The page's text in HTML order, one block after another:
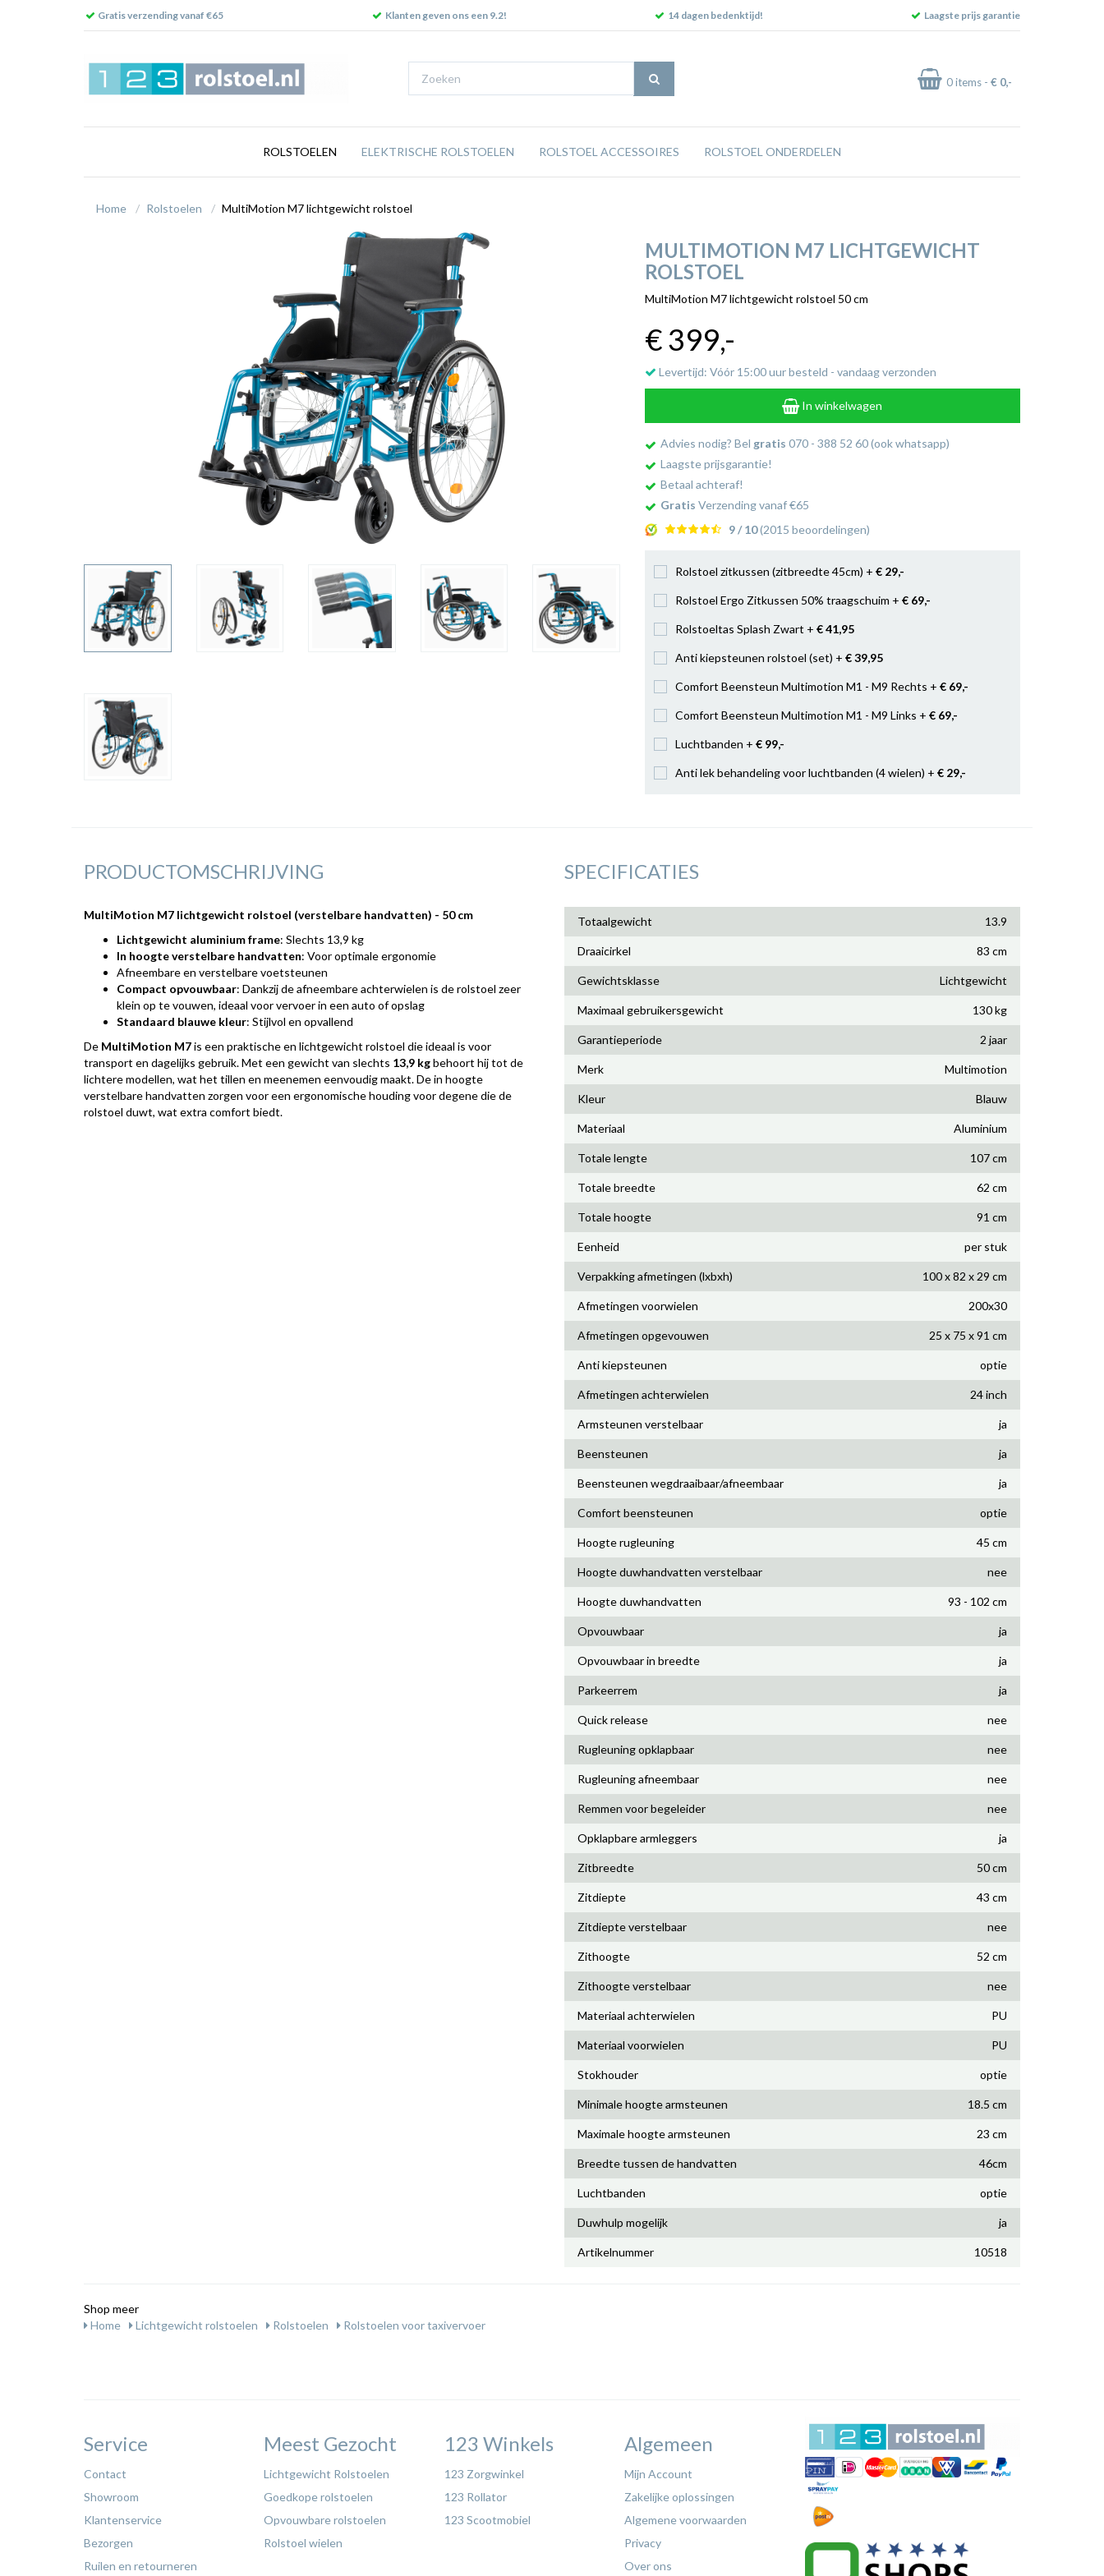
Gratis verzending vanaf €65 Klanten geven ons een 9.2! 14 dagen bedenktijd! Laagste prijs garantie
0items - € 0,-
ROLSTOELEN ELEKTRISCHE ROLSTOELEN ROLSTOEL ACCESSOIRES ROLSTOEL ONDERDELEN
Home Rolstoelen MultiMotion M7 lichtgewicht rolstoel
MULTIMOTION M7 LICHTGEWICHT
ROLSTOEL
MultiMotion M7 lichtgewicht rolstoel 50 cm
€ 399,-
Levertijd: Vóór 15:00 uur besteld - vandaag verzonden
In winkelwagen
Advies nodig? Bel gratis 070 - 388 52 60 (ook whatsapp)
Laagste prijsgarantie!
Betaal achteraf!
Gratis Verzending vanaf €65
9 / 10(2015 beoordelingen)
Rolstoel zitkussen (zitbreedte 45cm) + € 29,-
Rolstoel Ergo Zitkussen 50% traagschuim + € 69,-
Rolstoeltas Splash Zwart + € 41,95
Anti kiepsteunen rolstoel (set) + € 39,95
Comfort Beensteun Multimotion M1 - M9 Rechts + € 69,-
Comfort Beensteun Multimotion M1 - M9 Links + € 69,-
Luchtbanden + € 99,-
Anti lek behandeling voor luchtbanden (4 wielen) + € 29,-
PRODUCTOMSCHRIJVING
MultiMotion M7 lichtgewicht rolstoel (verstelbare handvatten) - 50 cm
Lichtgewicht aluminium frame: Slechts 13,9 kg
In hoogte verstelbare handvatten: Voor optimale ergonomie
Afneembare en verstelbare voetsteunen
Compact opvouwbaar: Dankzij de afneembare achterwielen is de rolstoel zeer
klein op te vouwen, ideaal voor vervoer in een auto of opslag
Standaard blauwe kleur: Stijlvol en opvallend
De MultiMotion M7is een praktische en lichtgewicht rolstoel die ideaal is voor
transport en dagelijks gebruik. Met een gewicht van slechts 13,9 kgbehoort hij tot de
lichtere modellen, wat het tillen en meenemen eenvoudig maakt. De in hoogte
verstelbare handvatten zorgen voor een ergonomische houding voor degene die de
rolstoel duwt, wat extra comfort biedt.
SPECIFICATIES
Totaalgewicht 13.9
Draaicirkel 83 cm
Gewichtsklasse Lichtgewicht
Maximaal gebruikersgewicht 130 kg
Garantieperiode 2 jaar
Merk Multimotion
Kleur Blauw
Materiaal Aluminium
Totale lengte 107 cm
Totale breedte 62 cm
Totale hoogte 91 cm
Eenheid per stuk
Verpakking afmetingen (lxbxh) 100 x 82 x 29 cm
Afmetingen voorwielen 200x30
Afmetingen opgevouwen 25 x 75 x 91 cm
Anti kiepsteunen optie
Afmetingen achterwielen 24 inch
Armsteunen verstelbaar ja
Beensteunen ja
Beensteunen wegdraaibaar/afneembaar ja
Comfort beensteunen optie
Hoogte rugleuning 45 cm
Hoogte duwhandvatten verstelbaar nee
Hoogte duwhandvatten 93 - 102 cm
Opvouwbaar ja
Opvouwbaar in breedte ja
Parkeerrem ja
Quick release nee
Rugleuning opklapbaar nee
Rugleuning afneembaar nee
Remmen voor begeleider nee
Opklapbare armleggers ja
Zitbreedte 50 cm
Zitdiepte 43 cm
Zitdiepte verstelbaar nee
Zithoogte 52 cm
Zithoogte verstelbaar nee
Materiaal achterwielen PU
Materiaal voorwielen PU
Stokhouder optie
Minimale hoogte armsteunen 18.5 cm
Maximale hoogte armsteunen 23 cm
Breedte tussen de handvatten 46cm
Luchtbanden optie
Duwhulp mogelijk ja
Artikelnummer 10518
Shop meer
Home
Lichtgewicht rolstoelen Rolstoelen Rolstoelen voor taxivervoer
Service
Contact
Showroom
Klantenservice
Bezorgen
Ruilen en retourneren
Meest Gezocht
Lichtgewicht Rolstoelen
Goedkope rolstoelen
Opvouwbare rolstoelen
Rolstoel wielen
123 Winkels
123 Zorgwinkel
123 Rollator
123 Scootmobiel
Algemeen
Mijn Account
Zakelijke oplossingen
Algemene voorwaarden
Privacy
Over ons